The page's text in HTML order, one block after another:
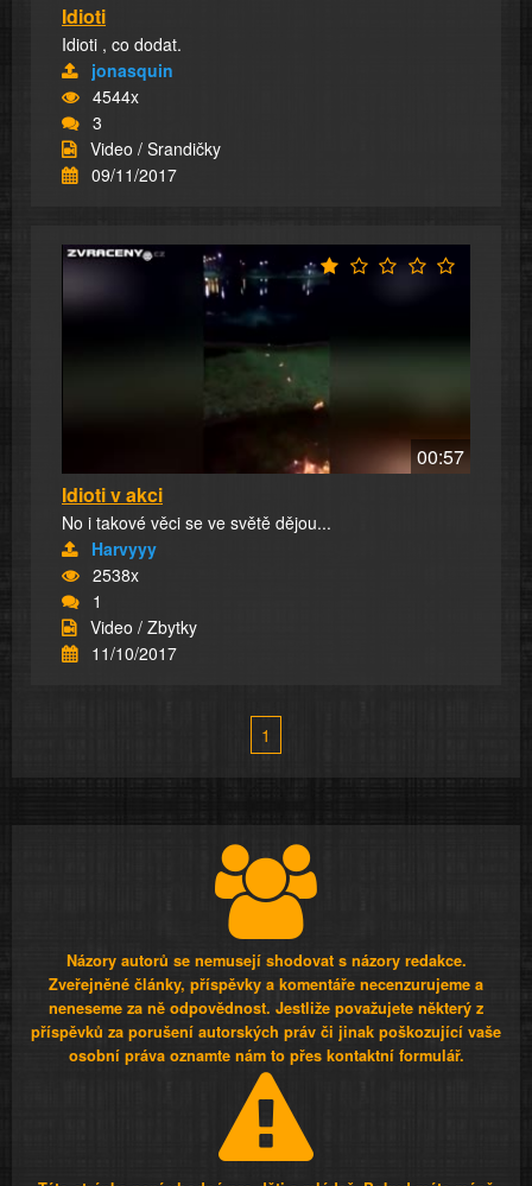
Idioti
Idioti , co dodat.
jonasquin
4544x
3
Video / Srandičky
09/11/2017
00:57
Idioti v akci
No i takové věci se ve světě dějou...
Harvyyy
2538x
1
Video / Zbytky
11/10/2017
1
Názory autorů se nemusejí shodovat s názory redakce.
Zveřejněné články, příspěvky a komentáře necenzurujeme a
neneseme za ně odpovědnost. Jestliže považujete některý z
příspěvků za porušení autorských práv či jinak poškozující vaše
osobní práva oznamte nám to přes kontaktní formulář.